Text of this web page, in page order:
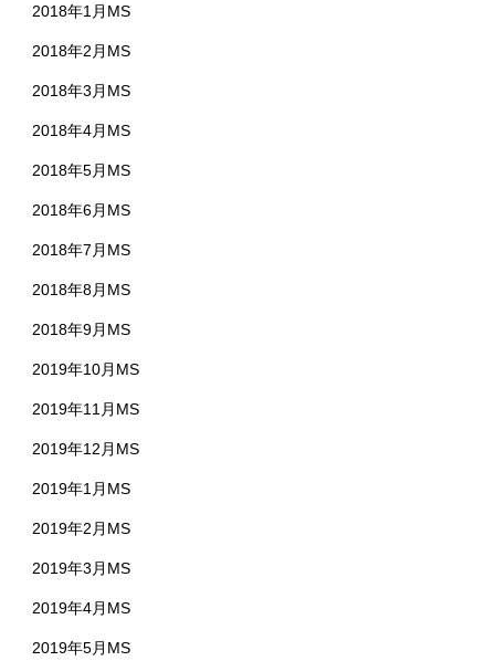
2018年1月MS
2018年2月MS
2018年3月MS
2018年4月MS
2018年5月MS
2018年6月MS
2018年7月MS
2018年8月MS
2018年9月MS
2019年10月MS
2019年11月MS
2019年12月MS
2019年1月MS
2019年2月MS
2019年3月MS
2019年4月MS
2019年5月MS